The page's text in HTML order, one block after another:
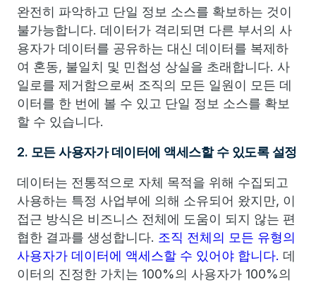
완전히 파악하고 단일 정보 소스를 확보하는 것이
불가능합니다. 데이터가 격리되면 다른 부서의 사
용자가 데이터를 공유하는 대신 데이터를 복제하
여 혼동, 불일치 및 민첩성 상실을 초래합니다. 사
일로를 제거함으로써 조직의 모든 일원이 모든 데
이터를 한 번에 볼 수 있고 단일 정보 소스를 확보
할 수 있습니다.
2. 모든 사용자가 데이터에 액세스할 수 있도록 설정
데이터는 전통적으로 자체 목적을 위해 수집되고
사용하는 특정 사업부에 의해 소유되어 왔지만, 이
접근 방식은 비즈니스 전체에 도움이 되지 않는 편
협한 결과를 생성합니다. 조직 전체의 모든 유형의
사용자가 데이터에 액세스할 수 있어야 합니다. 데
이터의 진정한 가치는 100%의 사용자가 100%의